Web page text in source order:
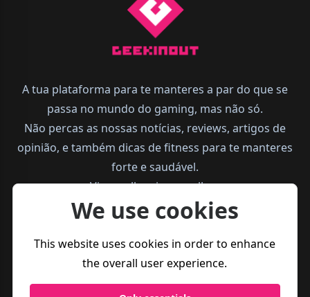
A tua plataforma para te manteres a par do que se
passa no mundo do gaming, mas não só.
Não percas as nossas notícias, reviews, artigos de
opinião, e também dicas de fitness para te manteres
forte e saudável.
Vive melhor, joga melhor.
We use cookies
This website uses cookies in order to enhance
the overall user experience.